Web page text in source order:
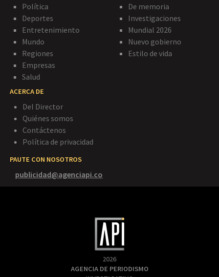
Política
Deportes
Entretenimiento
Mundo
Regiones
Empresas
Salud
De memoria
Investigaciones
Mundial 2026
Nuevo gobierno
Estilo de vida
ACERCA DE
Del Director
Quiénes somos
Contáctenos
Política de privacidad
PAUTE CON NOSOTROS
publicidad@agenciapi.co
2026
AGENCIA DE PERIODISMO